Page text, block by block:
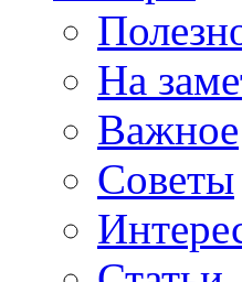
На
Важное
Советы